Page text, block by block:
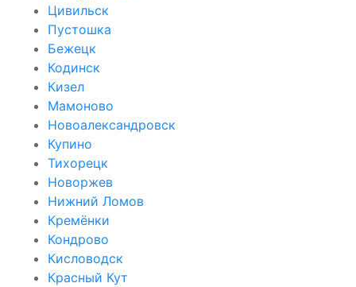
Цивильск
Пустошка
Бежецк
Кодинск
Кизел
Мамоново
Новоалександровск
Купино
Тихорецк
Новоржев
Нижний Ломов
Кремёнки
Кондрово
Кисловодск
Красный Кут